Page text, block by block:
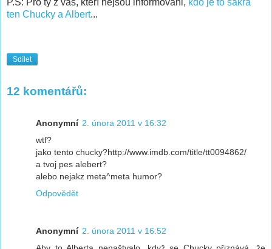
ten Chucky a Albert...
Sdílet
12 komentářů:
Anonymní 2. února 2011 v 16:32
wtf?
jako tento chucky?http://www.imdb.com/title/tt0094862/
a tvoj pes alebert?
alebo nejakz meta^meta humor?
Odpovědět
Anonymní 2. února 2011 v 16:52